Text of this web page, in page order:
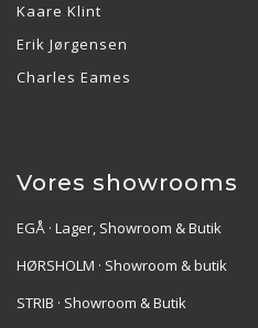
Kaare Klint
Erik Jørgensen
Charles Eames
Vores showrooms
EGÅ · Lager, Showroom & Butik
HØRSHOLM · Showroom & butik
STRIB · Showroom & Butik